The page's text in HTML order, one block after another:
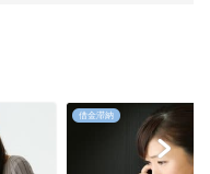
借金滞納